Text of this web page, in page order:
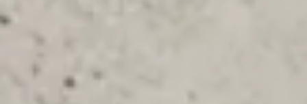
And More